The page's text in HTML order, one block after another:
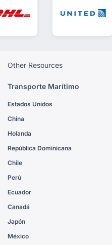
Other Resources
Transporte Marítimo
Estados Unidos
China
Holanda
República Dominicana
Chile
Perú
Ecuador
Canadá
Japón
México